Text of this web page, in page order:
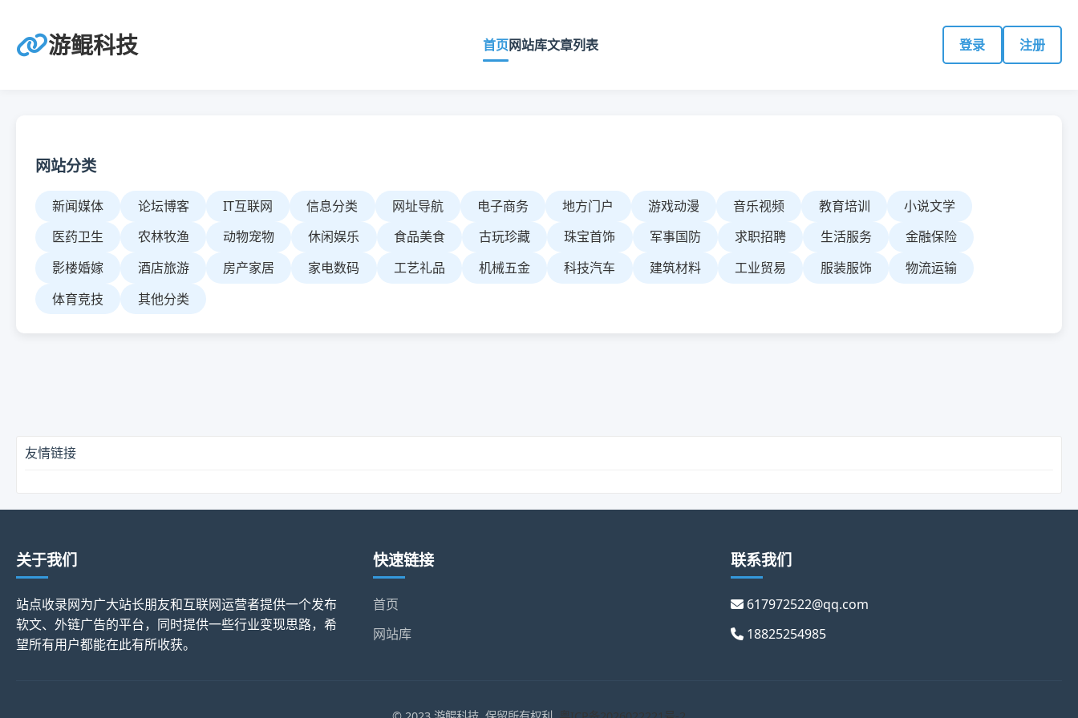
游鲲科技 首页网站库文章列表 登录 注册
网站分类
新闻媒体 论坛博客 IT互联网 信息分类 网址导航 电子商务 地方门户 游戏动漫 音乐视频 教育培训
小说文学
医药卫生
农林牧渔 动物宠物 休闲娱乐 食品美食 古玩珍藏 珠宝首饰 军事国防 求职招聘 生活服务
金融保险
影楼婚嫁
酒店旅游 房产家居 家电数码 工艺礼品 机械五金 科技汽车 建筑材料 工业贸易 服装服饰
物流运输
体育竞技
其他分类
友情链接
关于我们
站点收录网为广大站长朋友和互联网运营者提供一个发布
软文、外链广告的平台，同时提供一些行业变现思路，希
望所有用户都能在此有所收获。
快速链接
首页
网站库
联系我们
617972522@qq.com
18825254985